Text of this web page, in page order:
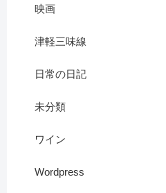
映画
津軽三味線
日常の日記
未分類
ワイン
Wordpress